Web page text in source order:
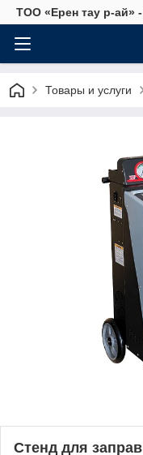
ТОО «Ерен тау р-ай»
Товары и услуги
Стенд для